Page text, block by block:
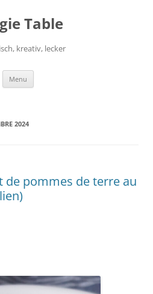
Table
kreativ, lecker
Menu
2024
de pommes de terre au